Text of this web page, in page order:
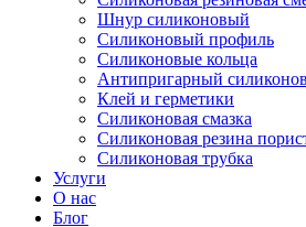
Шнур силиконовый
Силиконовый профиль
Силиконовые кольца
Антипригарный
Клей и герметики
Силиконовая смазка
Силиконовая резина
Силиконовая трубка
Услуги
О нас
Блог